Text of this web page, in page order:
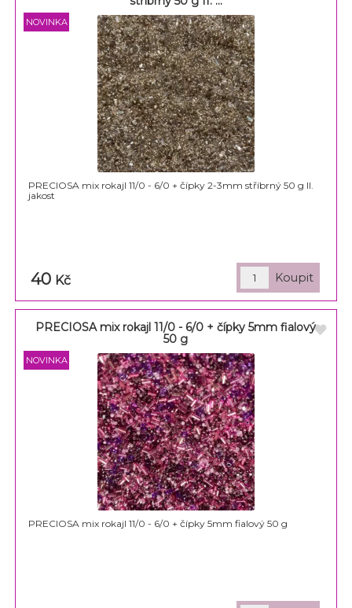
PRECIOSA mix rokajl 11/0 - 6/0 + čípky 2-3mm stříbrný 50 g II.
jakost
40 Kč
PRECIOSA mix rokajl 11/0 - 6/0 + čípky 5mm fialový
50 g
PRECIOSA mix rokajl 11/0 - 6/0 + čípky 5mm fialový 50 g